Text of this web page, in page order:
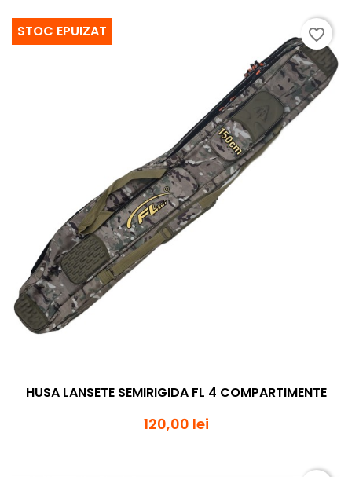
HUSA LANSETE SEMIRIGIDA FL 4 COMPARTIMENTE
120,00 lei
STOC EPUIZAT favorite_border